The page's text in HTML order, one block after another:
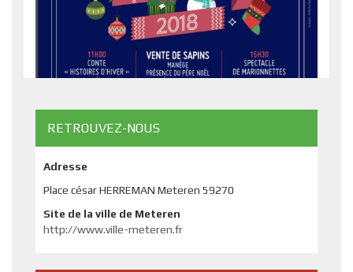
RETROUVEZ-NOUS
Adresse
Place césar HERREMAN Meteren 59270
Site de la ville de Meteren
http://www.ville-meteren.fr